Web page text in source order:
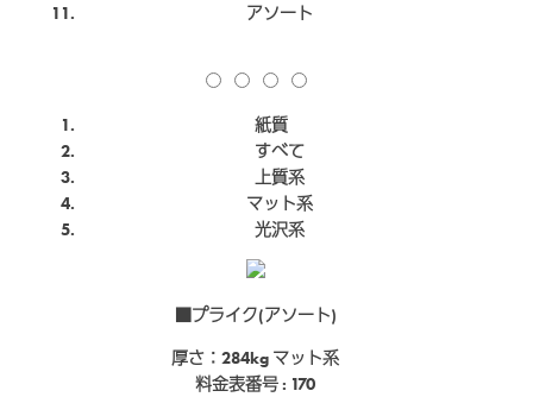
アソート
紙質
すべて
上質系
マット系
光沢系
■プライク(アソート)
厚さ：284kg マット系
料金表番号 : 170